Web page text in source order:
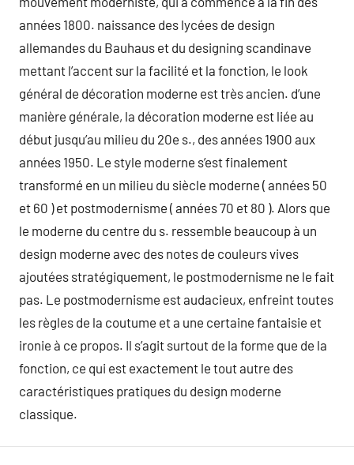
années 1800. naissance des lycées de design
allemandes du Bauhaus et du designing scandinave
mettant l’accent sur la facilité et la fonction, le look
général de décoration moderne est très ancien. d’une
manière générale, la décoration moderne est liée au
début jusqu’au milieu du 20e s., des années 1900 aux
années 1950. Le style moderne s’est finalement
transformé en un milieu du siècle moderne ( années 50
et 60 ) et postmodernisme ( années 70 et 80 ). Alors que
le moderne du centre du s. ressemble beaucoup à un
design moderne avec des notes de couleurs vives
ajoutées stratégiquement, le postmodernisme ne le fait
pas. Le postmodernisme est audacieux, enfreint toutes
les règles de la coutume et a une certaine fantaisie et
ironie à ce propos. Il s’agit surtout de la forme que de la
fonction, ce qui est exactement le tout autre des
caractéristiques pratiques du design moderne
classique.